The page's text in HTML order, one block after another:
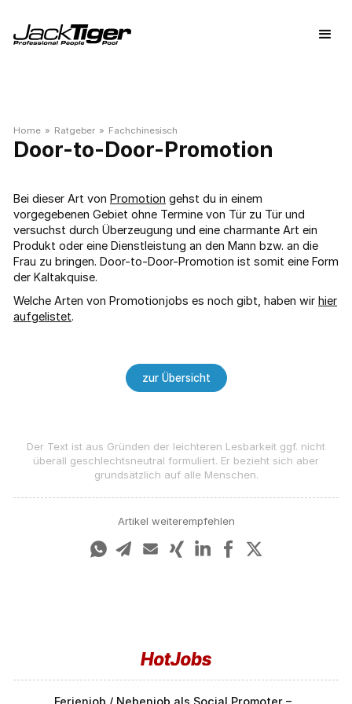
Home » Ratgeber » Fachchinesisch
Door-to-Door-Promotion
Bei dieser Art von Promotion gehst du in einem
vorgegebenen Gebiet ohne Termine von Tür zu Tür und
versuchst durch Überzeugung und eine charmante Art ein
Produkt oder eine Dienstleistung an den Mann bzw. an die
Frau zu bringen. Door-to-Door-Promotion ist somit eine Form
der Kaltakquise.
Welche Arten von Promotionjobs es noch gibt, haben wir hier
aufgelistet.
zur Übersicht
Der Text ist aus Gründen der leichteren Lesbarkeit ggf. nicht
überall geschlechts­neutral formuliert. Er bezieht sich aber
grundsätzlich auf alle Menschen.
Artikel weiterempfehlen
Ferienjob / Nebenjob als Social Promoter –